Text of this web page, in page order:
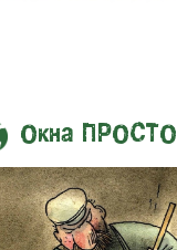
Окна ПРОСТО